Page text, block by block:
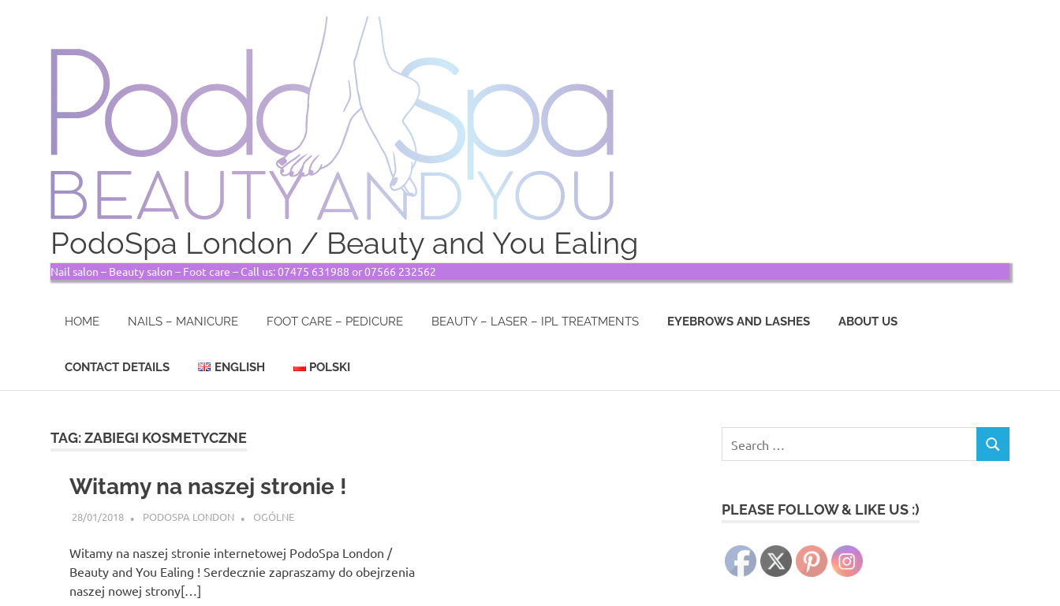
PodoSpa London / Beauty and You Ealing
Nail salon – Beauty salon – Foot care – Call us: 07475 631988 or 07566 232562
HOME NAILS – MANICURE FOOT CARE – PEDICURE BEAUTY – LASER – IPL TREATMENTS EYEBROWS AND LASHES ABOUT US
CONTACT DETAILS ENGLISH POLSKI
TAG:ZABIEGI KOSMETYCZNE
Witamy na naszej stronie !
28/01/2018 PODOSPA LONDON OGÓLNE
Witamy na naszej stronie internetowej PodoSpa London /
Beauty and You Ealing ! Serdecznie zapraszamy do obejrzenia
naszej nowej strony[…]
for:
SEARCH
PLEASE FOLLOW & LIKE US :)